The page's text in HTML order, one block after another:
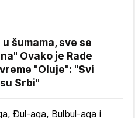
šumama, sve se
Ovako je Rade
"Oluje": "Svi
Srbi"